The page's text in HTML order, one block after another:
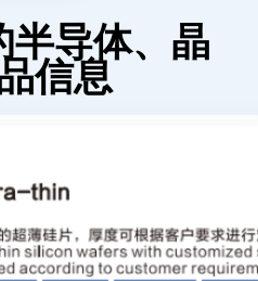
半导体、晶
信息